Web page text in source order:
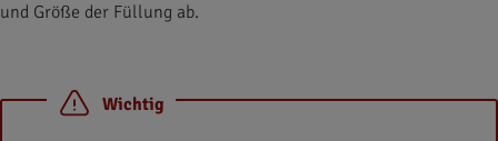
und Größe der Füllung ab.
Wichtig